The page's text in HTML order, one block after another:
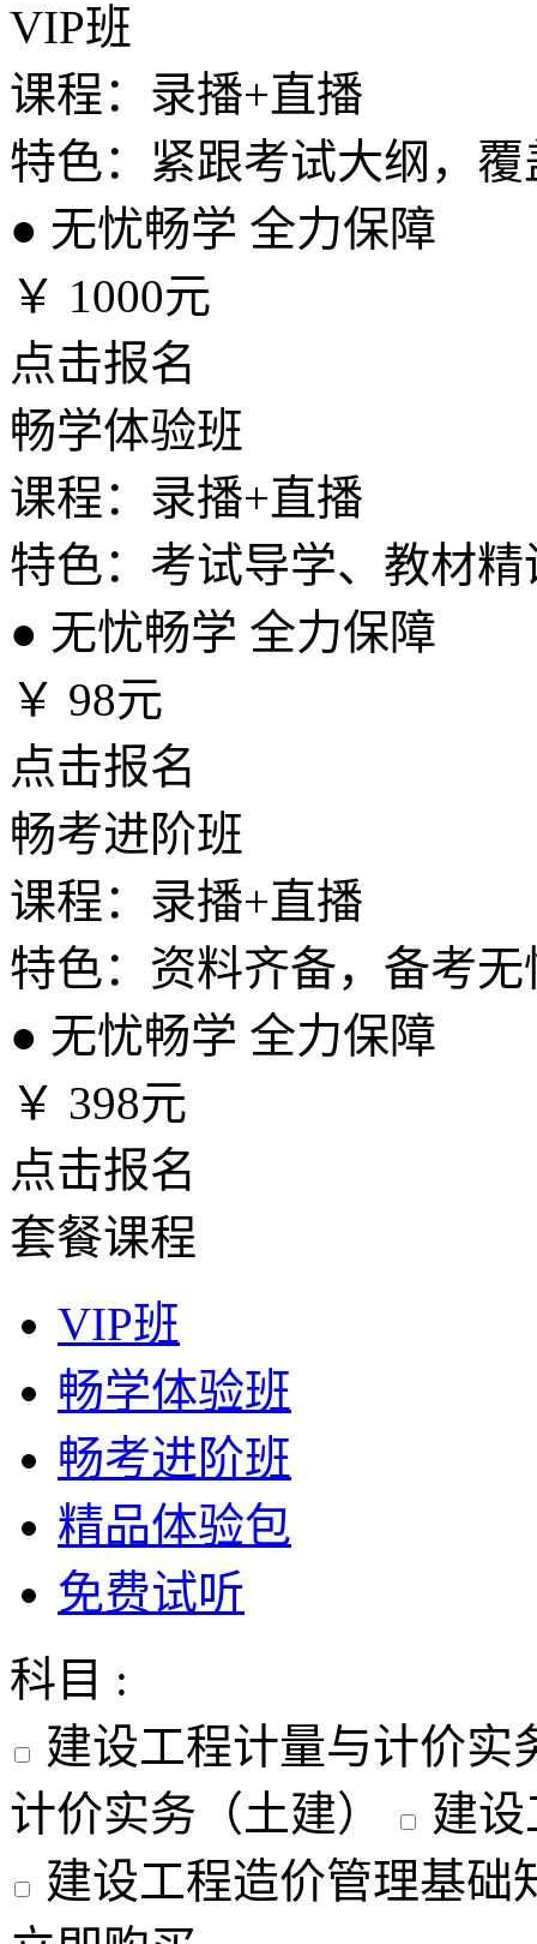
VIP班
课程：录播+直播
特色：紧跟考试大纲，
● 无忧畅学 全力保障
￥ 1000元
点击报名
畅学体验班
课程：录播+直播
特色：考试导学、教材
● 无忧畅学 全力保障
￥ 98元
点击报名
畅考进阶班
课程：录播+直播
特色：资料齐备，备考无
● 无忧畅学 全力保障
￥ 398元
点击报名
套餐课程
VIP班
畅学体验班
畅考进阶班
精品体验包
免费试听
科目 :
建设工程计量与计价实
计价实务（土建）
建
建设工程造价管理基础